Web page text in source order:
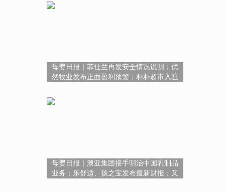
母婴日报｜菲仕兰再发安全情况说明；优
然牧业发布正面盈利预警；朴朴超市入驻
母婴日报｜澳亚集团接手明治中国乳制品
业务；乐舒适、孩之宝发布最新财报；又